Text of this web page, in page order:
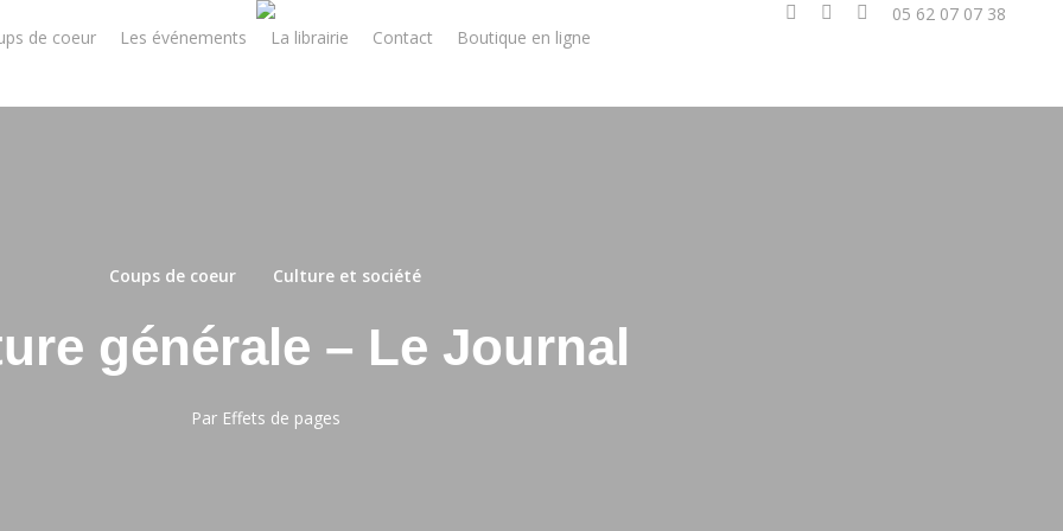
05 62 07 07 38
de coeur
Les événements La librairie Contact Boutique en ligne
Coups de coeur Culture et société
générale – Le Journal
Par Effets de pages